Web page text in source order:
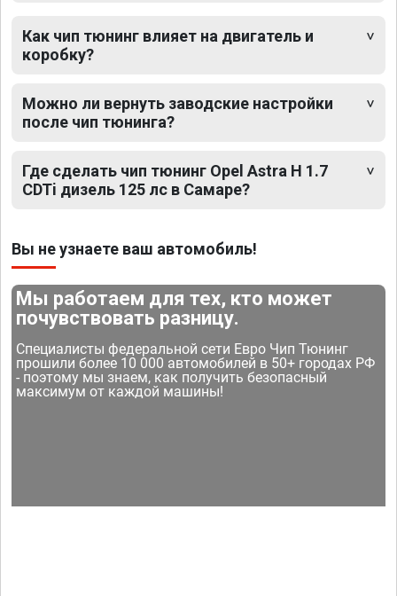
Как чип тюнинг влияет на двигатель и
коробку?
Можно ли вернуть заводские настройки
после чип тюнинга?
Где сделать чип тюнинг Opel Astra H 1.7
CDTi дизель 125 лс в Самаре?
Вы не узнаете ваш автомобиль!
Мы работаем для тех, кто может
почувствовать разницу.
Специалисты федеральной сети Евро Чип Тюнинг
прошили более 10 000 автомобилей в 50+ городах РФ
- поэтому мы знаем, как получить безопасный
максимум от каждой машины!